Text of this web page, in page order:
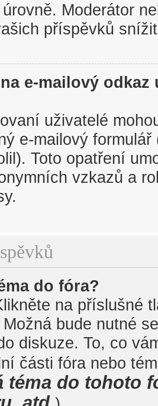
Moderátor
příspěvků
e-mailový odkaz
uživatelé
e-mailový
Toto opatření
vzkazů a
do fóra?
na příslušné
bude nutné
diskuze. To, co
části fóra nebo
téma do tohoto